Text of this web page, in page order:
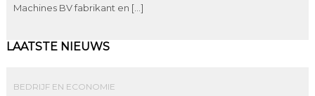
Machines BV fabrikant en […]
LAATSTE NIEUWS
BEDRIJF EN ECONOMIE